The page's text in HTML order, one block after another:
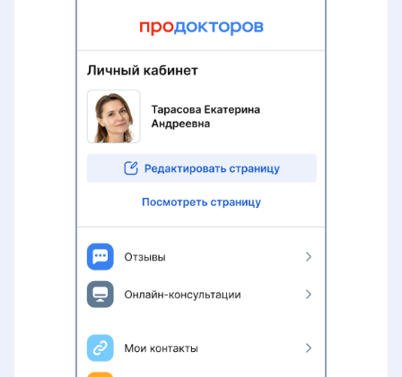
Раздел «Советы по продвижению»
Визитная карточка для пациентов
Удаление профиля специалиста с
портала ПроДокторов
изображений и видео на странице
врача
переезде в другую страну СНГ
Сын-пикир